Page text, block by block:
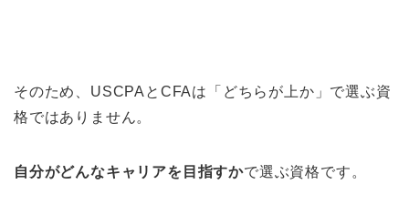
そのため、USCPAとCFAは「どちらが上か」で選ぶ資
格ではありません。
自分がどんなキャリアを目指すかで選ぶ資格です。